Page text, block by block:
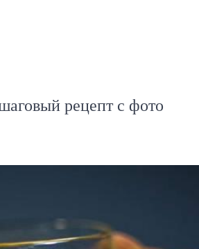
рецепт с фото